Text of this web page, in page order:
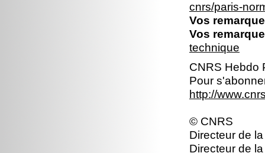
cnrs/paris-
Vos
Vos
technique
CNRS Hebdo
Pour
http://
© CNRS
Directeur de
Directeur de